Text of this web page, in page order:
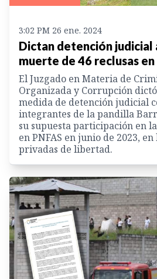
3:02 PM 26 ene. 2024
Dictan detención judicial
muerte de 46 reclusas en
El Juzgado en Materia de
Organizada y Corrupción
medida de detención judicial
integrantes de la pandilla
su supuesta participación en
en PNFAS en junio de 2023,
privadas de libertad.